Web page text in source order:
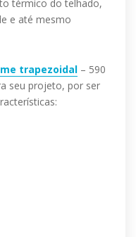
térmico do telhado,
e até mesmo
trapezoidal – 590
seu projeto, por ser